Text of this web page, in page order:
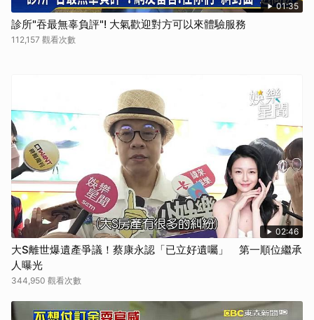
01:35
診所"吞最無辜負評"! 大氣歡迎對方可以來體驗服務
112,157 觀看次數
02:46
大S離世爆遺產爭議！蔡康永認「已立好遺囑」 第一順位繼承
人曝光
344,950 觀看次數